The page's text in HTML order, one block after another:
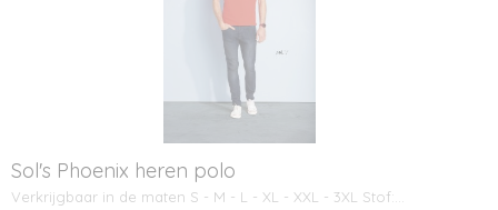
Sol's Phoenix heren polo
Verkrijgbaar in de maten S - M - L - XL - XXL - 3XL Stof:…